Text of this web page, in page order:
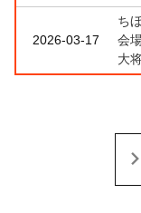
2026-03-17
ち
会
大